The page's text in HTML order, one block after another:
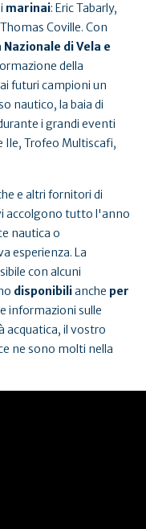
marinai: Eric Tabarly,
Coville. Con
Nazionale di Vela e
della
futuri campioni un
nautico, la baia di
i grandi eventi
Ile, Trofeo Multiscafi,
e altri fornitori di
accolgono tutto l'anno
nautica o
esperienza. La
con alcuni
disponibilianche per
informazioni sulle
il vostro
ne sono molti nella